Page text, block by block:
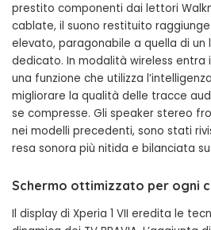
prestito componenti dai lettori
cablate, il suono restituito
elevato, paragonabile a quella di un
dedicato. In modalità wireless entra
una funzione che utilizza
migliorare la qualità delle tracce
se compresse. Gli speaker stereo
nei modelli precedenti, sono stati
resa sonora più nitida e bilanciata
Schermo ottimizzato per ogni
Il display di Xperia 1 VII eredita le